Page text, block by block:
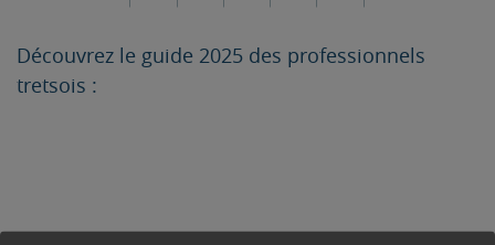
Découvrez le guide 2025 des professionnels
tretsois :